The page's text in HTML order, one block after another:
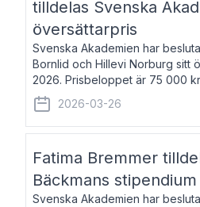
tilldelas Svenska
översättarpris
Svenska Akademien har
Bornlid och Hillevi Norburg sitt
2026. Prisbeloppet är 75 000
Bornlid, född 1947, är
främst känd för sina översät
2026-03-26
Fatima Bremmer
Bäckmans stipendium
Svenska Akademien har